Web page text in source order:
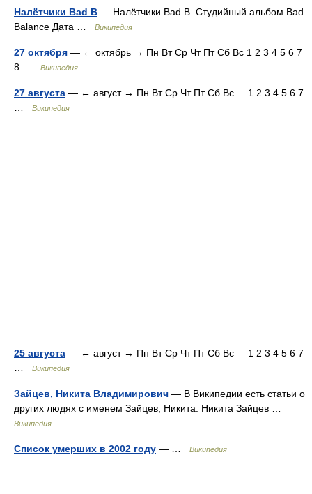
Налётчики Bad B — Налётчики Bad B. Студийный альбом Bad
Balance Дата …
Википедия
27 октября — ← октябрь → Пн Вт Ср Чт Пт Сб Вс 1 2 3 4 5 6 7
8 …
Википедия
27 августа — ← август → Пн Вт Ср Чт Пт Сб Вс 1 2 3 4 5 6 7
…
Википедия
25 августа — ← август → Пн Вт Ср Чт Пт Сб Вс 1 2 3 4 5 6 7
…
Википедия
Зайцев, Никита Владимирович — В Википедии есть статьи о
других людях с именем Зайцев, Никита. Никита Зайцев …
Википедия
Список умерших в 2002 году — … Википедия